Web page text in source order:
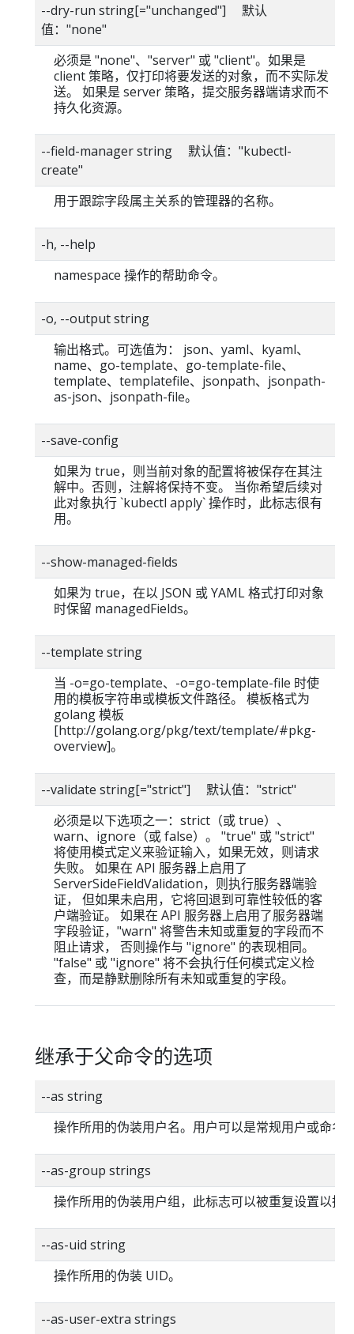
--dry-run string[="unchanged"] 默认
值："none"
必须是 "none"、"server" 或 "client"。如果是
client 策略，仅打印将要发送的对象，而不实际发
送。 如果是 server 策略，提交服务器端请求而不
持久化资源。
--field-manager string 默认值："kubectl-
create"
用于跟踪字段属主关系的管理器的名称。
-h, --help
namespace 操作的帮助命令。
-o, --output string
输出格式。可选值为： json、yaml、kyaml、
name、go-template、go-template-file、
template、templatefile、jsonpath、jsonpath-
as-json、jsonpath-file。
--save-config
如果为 true，则当前对象的配置将被保存在其注
解中。否则，注解将保持不变。 当你希望后续对
此对象执行 `kubectl apply` 操作时，此标志很有
用。
--show-managed-fields
如果为 true，在以 JSON 或 YAML 格式打印对象
时保留 managedFields。
--template string
当 -o=go-template、-o=go-template-file 时使
用的模板字符串或模板文件路径。 模板格式为
golang 模板
[http://golang.org/pkg/text/template/#pkg-
overview]。
--validate string[="strict"] 默认值："strict"
必须是以下选项之一：strict（或 true）、
warn、ignore（或 false）。 "true" 或 "strict"
将使用模式定义来验证输入，如果无效，则请求
失败。 如果在 API 服务器上启用了
ServerSideFieldValidation，则执行服务器端验
证， 但如果未启用，它将回退到可靠性较低的客
户端验证。 如果在 API 服务器上启用了服务器端
字段验证，"warn" 将警告未知或重复的字段而不
阻止请求， 否则操作与 "ignore" 的表现相同。
"false" 或 "ignore" 将不会执行任何模式定义检
查，而是静默删除所有未知或重复的字段。
继承于父命令的选项
--as string
操作所用的伪装用户名。用户可以是常规用户或命名
--as-group strings
操作所用的伪装用户组，此标志可以被重复设置以指
--as-uid string
操作所用的伪装 UID。
--as-user-extra strings